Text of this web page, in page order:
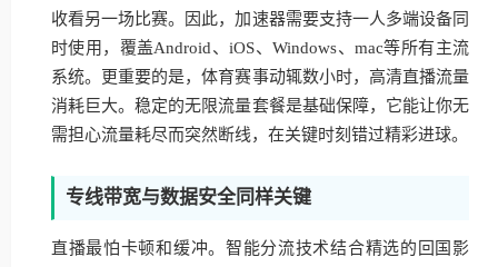
收看另一场比赛。因此，加速器需要支持一人多端设备同
时使用，覆盖Android、iOS、Windows、mac等所有主流
系统。更重要的是，体育赛事动辄数小时，高清直播流量
消耗巨大。稳定的无限流量套餐是基础保障，它能让你无
需担心流量耗尽而突然断线，在关键时刻错过精彩进球。
专线带宽与数据安全同样关键
直播最怕卡顿和缓冲。智能分流技术结合精选的回国影